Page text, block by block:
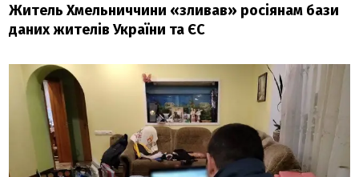
Житель Хмельниччини «зливав» росіянам бази
даних жителів України та ЄС